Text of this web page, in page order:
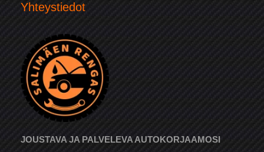
Yhteystiedot
JOUSTAVA JA PALVELEVA AUTOKORJAAMOSI